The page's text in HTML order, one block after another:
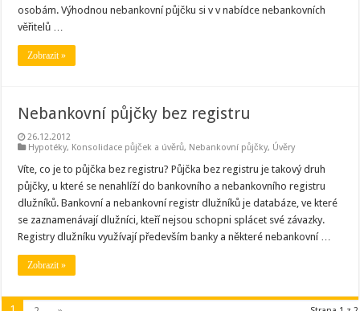
osobám. Výhodnou nebankovní půjčku si v v nabídce nebankovních
věřitelů …
Zobrazit »
Nebankovní půjčky bez registru
26.12.2012
Hypotéky, Konsolidace půjček a úvěrů, Nebankovní půjčky, Úvěry
Víte, co je to půjčka bez registru? Půjčka bez registru je takový druh
půjčky, u které se nenahlíží do bankovního a nebankovního registru
dlužníků. Bankovní a nebankovní registr dlužníků je databáze, ve které
se zaznamenávají dlužníci, kteří nejsou schopni splácet své závazky.
Registry dlužníku využívají především banky a některé nebankovní …
Zobrazit »